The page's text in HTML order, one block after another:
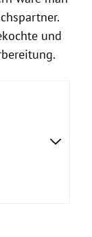
und